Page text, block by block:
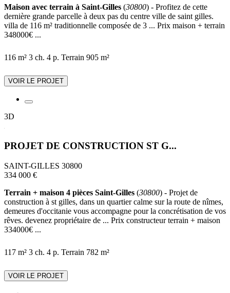
Maison avec terrain à Saint-Gilles (30800) - Profitez de cette
dernière grande parcelle à deux pas du centre ville de saint gilles.
villa de 116 m² traditionnelle composée de 3 ... Prix maison + terrain
348000€ ...
116 m² 3 ch. 4 p. Terrain 905 m²
VOIR LE PROJET
3D
PROJET DE CONSTRUCTION ST G...
SAINT-GILLES 30800
334 000 €
Terrain + maison 4 pièces Saint-Gilles (30800) - Projet de
construction à st gilles, dans un quartier calme sur la route de nîmes,
demeures d'occitanie vous accompagne pour la concrétisation de vos
rêves. devenez propriétaire de ... Prix constructeur terrain + maison
334000€ ...
117 m² 3 ch. 4 p. Terrain 782 m²
VOIR LE PROJET